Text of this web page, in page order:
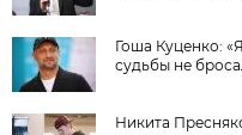
Гоша Куценко:
судьбы не
Никита